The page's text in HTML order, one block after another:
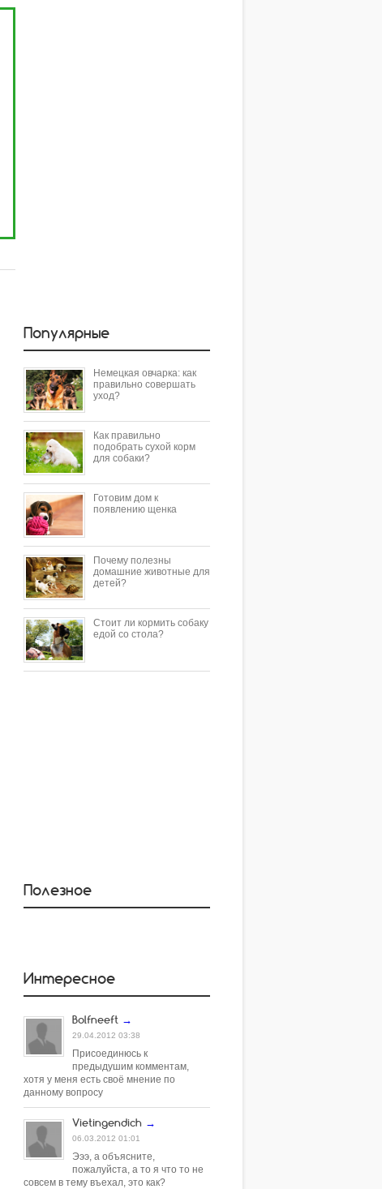
Популярные
Немецкая овчарка: как
правильно совершать
уход?
Как правильно
подобрать сухой корм
для собаки?
Готовим дом к
появлению щенка
Почему полезны
домашние животные для
детей?
Стоит ли кормить собаку
едой со стола?
Полезное
Интересное
Bolfneeft →
29.04.2012 03:38
Присоединюсь к
предыдушим комментам,
хотя у меня есть своё мнение по
данному вопросу
Vietingendich →
06.03.2012 01:01
Эээ, а объясните,
пожалуйста, а то я что то не
совсем в тему въехал, это как?